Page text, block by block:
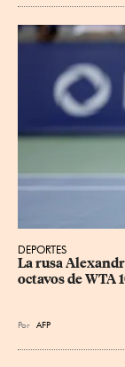
DEPORTES
La rusa
octavos de WTA
Por AFP